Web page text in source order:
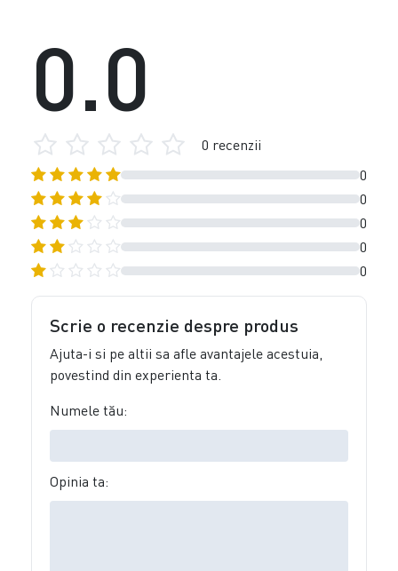
0
0
0
0
0
0.0
0 recenzii
Scrie o recenzie despre produs
Ajuta-i si pe altii sa afle avantajele acestuia,
povestind din experienta ta.
Numele tău:
Opinia ta: